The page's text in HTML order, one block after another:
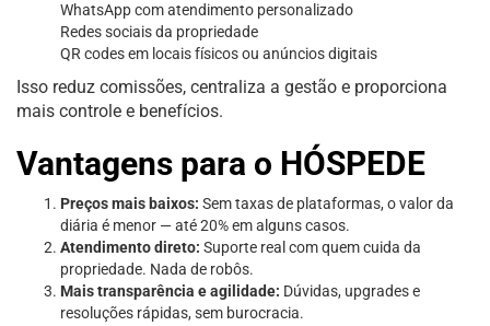
WhatsApp com atendimento personalizado
Redes sociais da propriedade
QR codes em locais físicos ou anúncios digitais
Isso reduz comissões, centraliza a gestão e proporciona
mais controle e benefícios.
Vantagens para o HÓSPEDE
Preços mais baixos: Sem taxas de plataformas, o valor da
diária é menor — até 20% em alguns casos.
Atendimento direto: Suporte real com quem cuida da
propriedade. Nada de robôs.
Mais transparência e agilidade: Dúvidas, upgrades e
resoluções rápidas, sem burocracia.